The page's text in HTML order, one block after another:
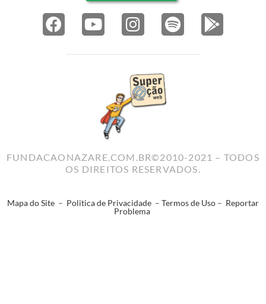
FUNDACAONAZARE.COM.BR©2010-2021 – TODOS
OS DIREITOS RESERVADOS.
Mapa do Site – Politica de Privacidade – Termos de Uso – Reportar
Problema